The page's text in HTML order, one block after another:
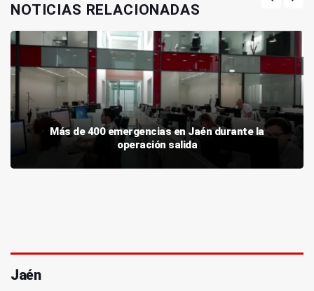
NOTICIAS RELACIONADAS
Más de 400 emergencias en Jaén durante la
operación salida
Jaén